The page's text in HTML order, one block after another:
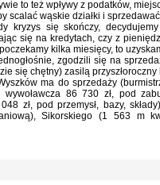
to też wpływy z podatków,
scalać wąskie działki i
kryzys się skończy,
się na kredytach, czy z
kilka miesięcy, to
zgodzili się na
się chętny) zasilą przyszłoroczny
ma do sprzedaży
86 730 zł, pod
048 zł, pod przemysł, bazy,
Sikorskiego (1 563 m